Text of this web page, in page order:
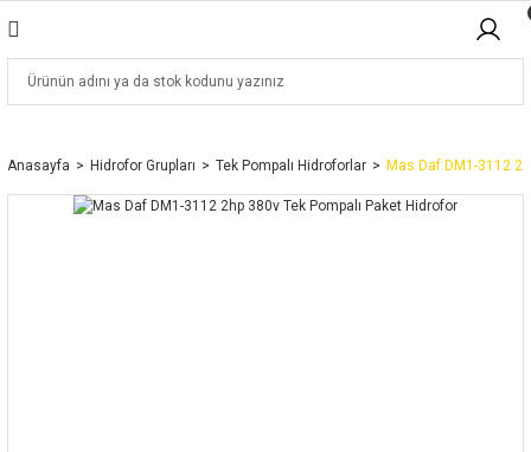
Anasayfa Hidrofor Grupları Tek Pompalı Hidroforlar Mas Daf DM1-3112